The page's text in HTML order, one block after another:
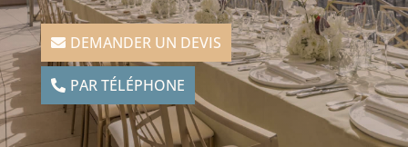
DEMANDER UN DEVIS
PAR TÉLÉPHONE